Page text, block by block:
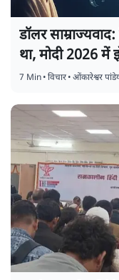
डॉलर
था, मोदी 2026
7 Min•विचार•ओंकारेश्वर